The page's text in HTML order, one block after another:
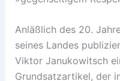
Anläßlich des 20.
seines Landes
Viktor Janukowitsch
Grundsatzartikel, der